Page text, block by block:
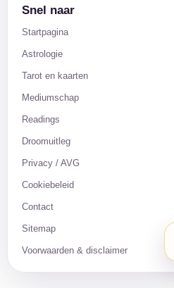
Snel naar
Startpagina
Astrologie
Tarot en kaarten
Mediumschap
Readings
Droomuitleg
Privacy / AVG
Cookiebeleid
Contact
Sitemap
Voorwaarden & disclaimer